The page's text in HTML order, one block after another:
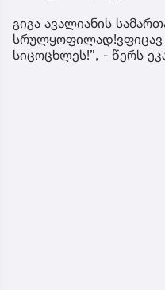
გიგა ავალიანის
სრულყოფილად!ვფიცავ
სიცოცხლეს!”, - წერს